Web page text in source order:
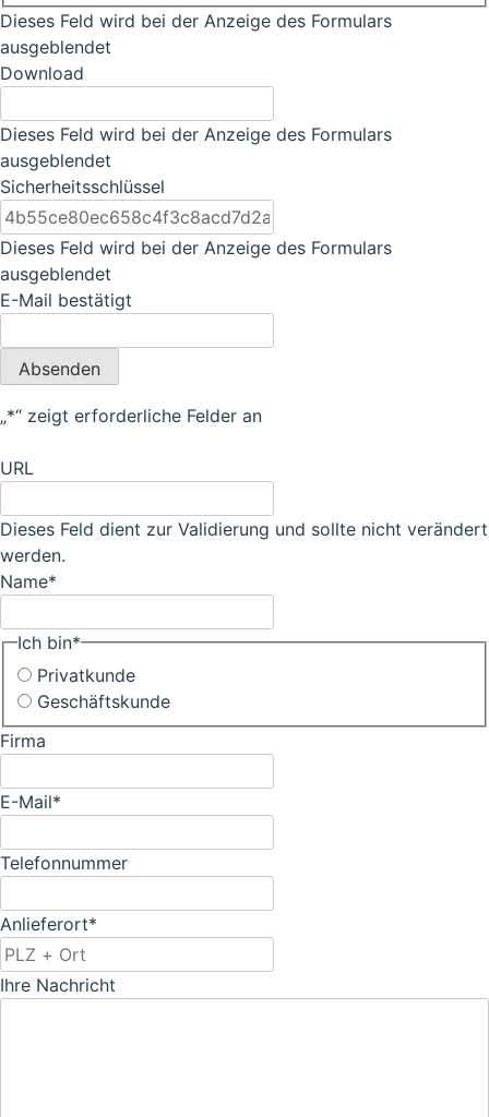
Dieses Feld wird bei der Anzeige des Formulars
ausgeblendet
Download
Dieses Feld wird bei der Anzeige des Formulars
ausgeblendet
Sicherheitsschlüssel
Dieses Feld wird bei der Anzeige des Formulars
ausgeblendet
E-Mail bestätigt
Absenden
„*“ zeigt erforderliche Felder an
URL
Dieses Feld dient zur Validierung und sollte nicht verändert
werden.
Name*
Ich bin*
Privatkunde
Geschäftskunde
Firma
E-Mail*
Telefonnummer
Anlieferort*
Ihre Nachricht